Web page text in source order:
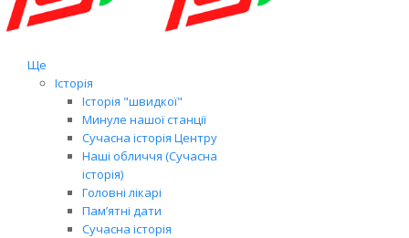
Ще
Історія
Історія "швидкої"
Минуле нашої станції
Сучасна історія Центру
Наші обличчя (Сучасна
історія)
Головні лікарі
Пам’ятні дати
Сучасна історія